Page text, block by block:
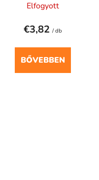
Elfogyott
€3,82 / db
BŐVEBBEN